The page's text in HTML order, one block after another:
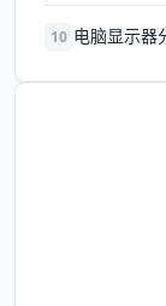
10 电脑显示器